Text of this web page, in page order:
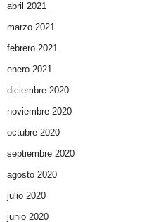
abril 2021
marzo 2021
febrero 2021
enero 2021
diciembre 2020
noviembre 2020
octubre 2020
septiembre 2020
agosto 2020
julio 2020
junio 2020